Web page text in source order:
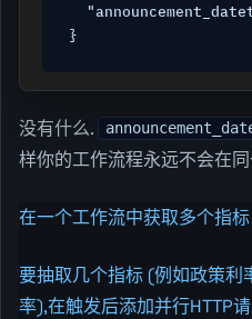
}
没有什么.
样你的工作流程永远不会在
在一个工作流中获取多个指标
要抽取几个指标 (例如政策利
率),在触发后添加并行HTTP